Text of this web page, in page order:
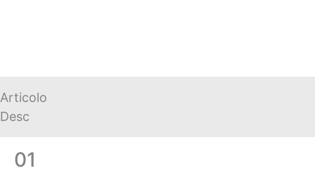
Articolo
Desc
01